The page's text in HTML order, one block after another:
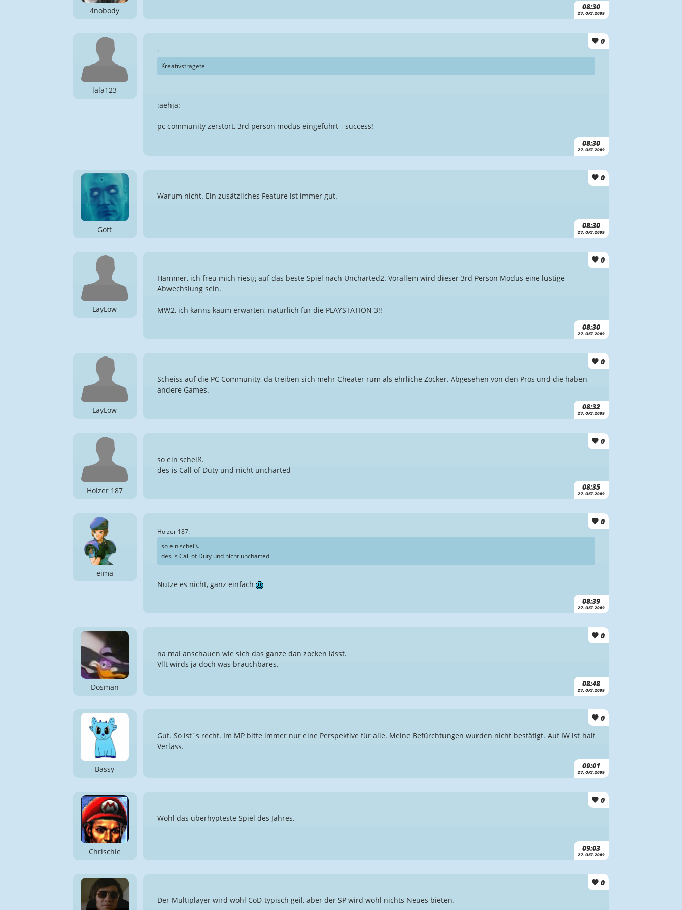
4nobody 08:30
27. OKT. 2009
lala123
0
08:30
27. OKT. 2009
:
Kreativstragete
:aehja:
pc community zerstört, 3rd person modus eingeführt - success!
Gott
0
08:30
27. OKT. 2009
Warum nicht. Ein zusätzliches Feature ist immer gut.
LayLow
0
08:30
27. OKT. 2009
Hammer, ich freu mich riesig auf das beste Spiel nach Uncharted2. Vorallem wird dieser 3rd Person Modus eine lustige
Abwechslung sein.
MW2, ich kanns kaum erwarten, natürlich für die PLAYSTATION 3!!
LayLow
0
08:32
27. OKT. 2009
Scheiss auf die PC Community, da treiben sich mehr Cheater rum als ehrliche Zocker. Abgesehen von den Pros und die haben
andere Games.
Holzer 187
0
08:35
27. OKT. 2009
so ein scheiß.
des is Call of Duty und nicht uncharted
eima
0
08:39
27. OKT. 2009
Holzer 187:
so ein scheiß.
des is Call of Duty und nicht uncharted
Nutze es nicht, ganz einfach
Dosman
0
08:48
27. OKT. 2009
na mal anschauen wie sich das ganze dan zocken lässt.
Vllt wirds ja doch was brauchbares.
Bassy
0
09:01
27. OKT. 2009
Gut. So ist´s recht. Im MP bitte immer nur eine Perspektive für alle. Meine Befürchtungen wurden nicht bestätigt. Auf IW ist halt
Verlass.
Chrischie
0
09:03
27. OKT. 2009
Wohl das überhypteste Spiel des Jahres.
0
Der Multiplayer wird wohl CoD-typisch geil, aber der SP wird wohl nichts Neues bieten.